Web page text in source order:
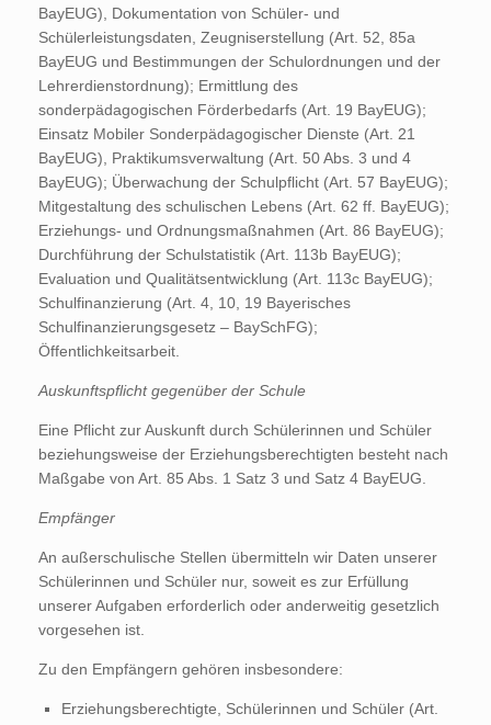
BayEUG), Dokumentation von Schüler- und
Schülerleistungsdaten, Zeugniserstellung (Art. 52, 85a
BayEUG und Bestimmungen der Schulordnungen und der
Lehrerdienstordnung); Ermittlung des
sonderpädagogischen Förderbedarfs (Art. 19 BayEUG);
Einsatz Mobiler Sonderpädagogischer Dienste (Art. 21
BayEUG), Praktikumsverwaltung (Art. 50 Abs. 3 und 4
BayEUG); Überwachung der Schulpflicht (Art. 57 BayEUG);
Mitgestaltung des schulischen Lebens (Art. 62 ff. BayEUG);
Erziehungs- und Ordnungsmaßnahmen (Art. 86 BayEUG);
Durchführung der Schulstatistik (Art. 113b BayEUG);
Evaluation und Qualitätsentwicklung (Art. 113c BayEUG);
Schulfinanzierung (Art. 4, 10, 19 Bayerisches
Schulfinanzierungsgesetz – BaySchFG);
Öffentlichkeitsarbeit.
Auskunftspflicht gegenüber der Schule
Eine Pflicht zur Auskunft durch Schülerinnen und Schüler
beziehungsweise der Erziehungsberechtigten besteht nach
Maßgabe von Art. 85 Abs. 1 Satz 3 und Satz 4 BayEUG.
Empfänger
An außerschulische Stellen übermitteln wir Daten unserer
Schülerinnen und Schüler nur, soweit es zur Erfüllung
unserer Aufgaben erforderlich oder anderweitig gesetzlich
vorgesehen ist.
Zu den Empfängern gehören insbesondere:
Erziehungsberechtigte, Schülerinnen und Schüler (Art.